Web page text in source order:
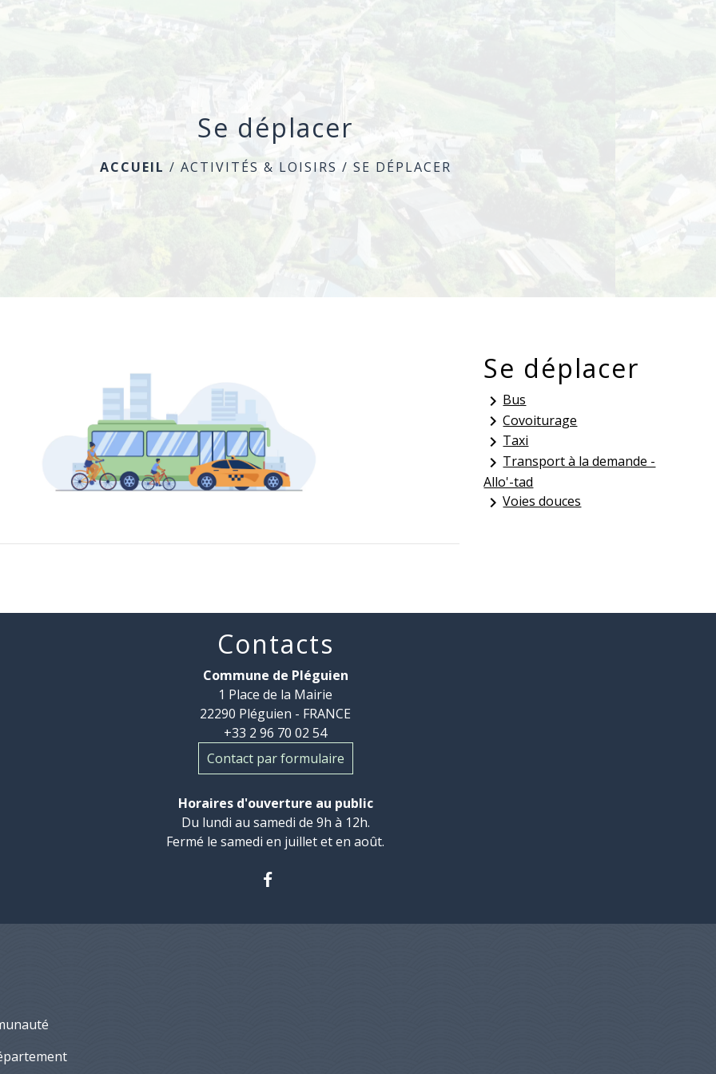
Se déplacer
ACCUEIL / ACTIVITÉS & LOISIRS / SE DÉPLACER
Se déplacer
keyboard_arrow_rightBus
keyboard_arrow_rightCovoiturage
keyboard_arrow_rightTaxi
keyboard_arrow_rightTransport à la demande -
Allo'-tad
keyboard_arrow_rightVoies douces
Contacts
Commune de Pléguien
1 Place de la Mairie
22290 Pléguien - FRANCE
+33 2 96 70 02 54
Contact par formulaire
Horaires d'ouverture au public
Du lundi au samedi de 9h à 12h.
Fermé le samedi en juillet et en août.